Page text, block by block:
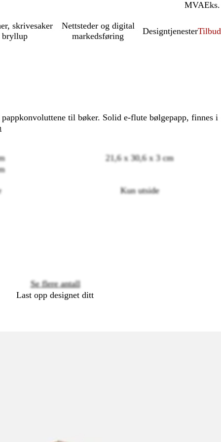
MVAInkl.
Eks.
skrivesaker
bryllup
Nettsteder og digital
markedsføring
DesigntjenesterTilbud
til bøker. Solid e-flute bølgepapp, finnes i
21,6 x 30,6 x 3 cm
Kun utside
Se flere antall
Last opp designet ditt